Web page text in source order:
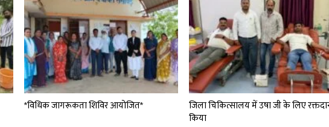
*विधिक जागरूकता शिविर आयोजित*
जिला चिकित्सालय में उषा जी के लिए
किया